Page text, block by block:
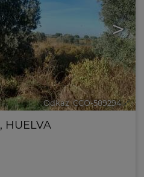
>
Odkaz. CCO-589294 🔗
, HUELVA